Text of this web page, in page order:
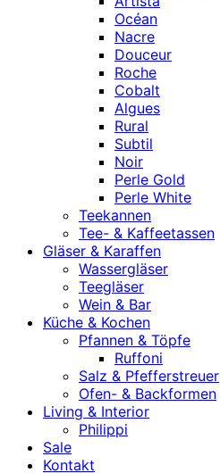
Océan
Nacre
Douceur
Roche
Cobalt
Algues
Rural
Subtil
Noir
Perle Gold
Perle White
Teekannen
Tee- & Kaffeetassen
Gläser & Karaffen
Wassergläser
Teegläser
Wein & Bar
Küche & Kochen
Pfannen & Töpfe
Ruffoni
Salz & Pfefferstreuer
Ofen- & Backformen
Living & Interior
Philippi
Sale
Kontakt